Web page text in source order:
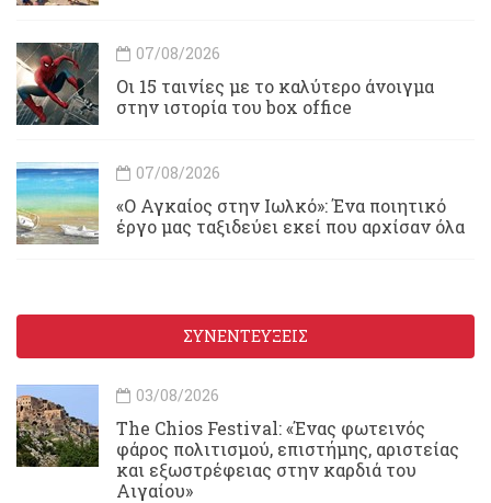
07/08/2026
Οι 15 ταινίες με το καλύτερο άνοιγμα
στην ιστορία του box office
07/08/2026
«Ο Αγκαίος στην Ιωλκό»: Ένα ποιητικό
έργο μας ταξιδεύει εκεί που αρχίσαν όλα
ΣΥΝΕΝΤΕΥΞΕΙΣ
03/08/2026
Τhe Chios Festival: «Ένας φωτεινός
φάρος πολιτισμού, επιστήμης, αριστείας
και εξωστρέφειας στην καρδιά του
Αιγαίου»